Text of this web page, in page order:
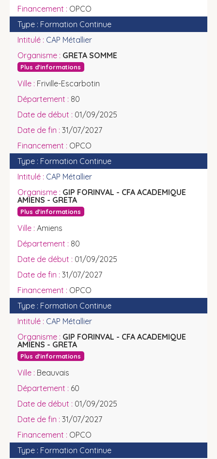
OPCO
Formation Continue
CAP Métallier
GRETA SOMME
Plus d'informations
Friville-Escarbotin
80
01/09/2025
31/07/2027
OPCO
Formation Continue
CAP Métallier
GIP FORINVAL - CFA ACADEMIQUE
AMIENS - GRETA
Plus d'informations
Amiens
80
01/09/2025
31/07/2027
OPCO
Formation Continue
CAP Métallier
GIP FORINVAL - CFA ACADEMIQUE
AMIENS - GRETA
Plus d'informations
Beauvais
60
01/09/2025
31/07/2027
OPCO
Formation Continue